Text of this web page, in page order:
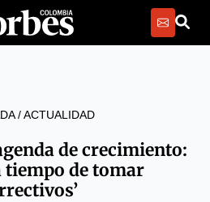
/ACTUALIDAD
de crecimiento:
tiempo de tomar